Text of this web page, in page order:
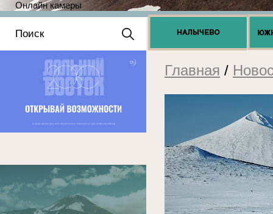
Онлайн камеры
Положение о выдаче
разрешений 2025
Главная /